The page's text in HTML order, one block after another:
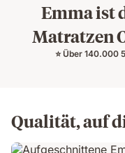
Emma ist
Matratzen
⭐ Über 140.000
Qualität, auf